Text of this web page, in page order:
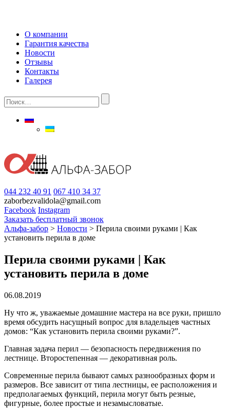
О компании
Гарантия качества
Новости
Отзывы
Контакты
Галерея
044 232 40 91 067 410 34 37
zaborbezvalidola@gmail.com
Facebook Instagram
Заказать бесплатный звонок
Альфа-забор > Новости > Перила своими руками | Как
установить перила в доме
Перила своими руками | Как
установить перила в доме
06.08.2019
Ну что ж, уважаемые домашние мастера на все руки, пришло
время обсудить насущный вопрос для владельцев частных
домов: “Как установить перила своими руками?”.
Главная задача перил — безопасность передвижения по
лестнице. Второстепенная — декоративная роль.
Современные перила бывают самых разнообразных форм и
размеров. Все зависит от типа лестницы, ее расположения и
предполагаемых функций, перила могут быть резные,
фигурные, более простые и незамысловатые.